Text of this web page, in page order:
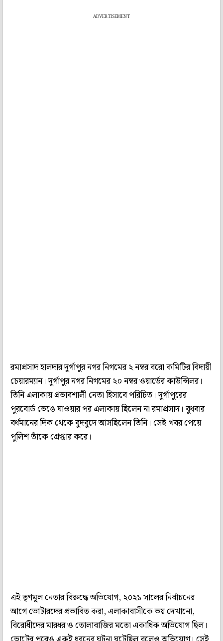
ADVERTISEMENT
রমাপ্রসাদ হালদার দুর্গাপুর নগর নিগমের ২ নম্বর বরো কমিটির বিদায়ী
চেয়ারম্যান। দুর্গাপুর নগর নিগমের ২০ নম্বর ওয়ার্ডের কাউন্সিলর।
তিনি এলাকায় প্রভাবশালী নেতা হিসাবে পরিচিত। দুর্গাপুরের
পুরবোর্ড ভেঙে যাওয়ার পর এলাকায় ছিলেন না রমাপ্রসাদ। বুধবার
বর্ধমানের দিক থেকে বুদবুদে আসছিলেন তিনি। সেই খবর পেয়ে
পুলিশ তাঁকে গ্রেপ্তার করে।
এই তৃণমূল নেতার বিরুদ্ধে অভিযোগ, ২০২১ সালের নির্বাচনের
আগে ভোটারদের প্রভাবিত করা, এলাকাবাসীকে ভয় দেখানো,
বিরোধীদের মারধর ও তোলাবাজির মতো একাধিক অভিযোগ ছিল।